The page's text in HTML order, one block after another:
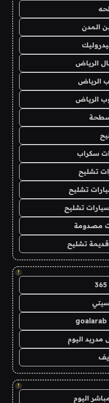
المدن
الرياض
الرياض
الرياض
سكراب
تشليح
تشليح
تشليح
مصدومة
تشليح
!
مدريد اليوم
!
اليوم